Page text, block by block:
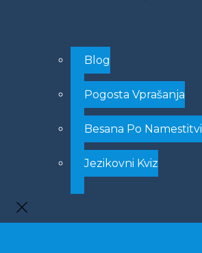
Blog
Pogosta Vprašanja
Besana Po Namestitvi
Jezikovni Kviz